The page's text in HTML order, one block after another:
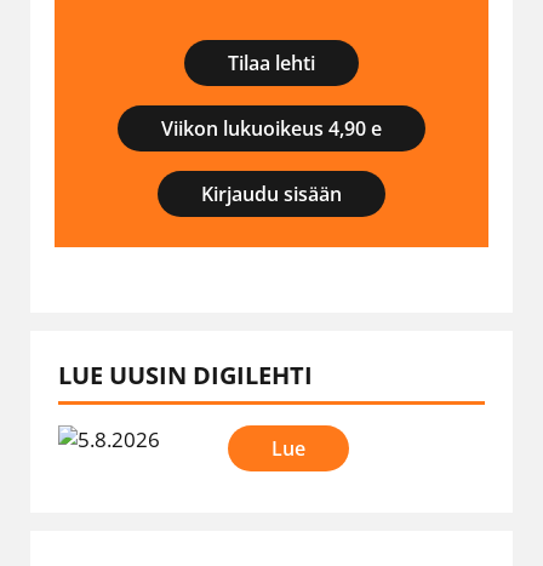
Tilaa lehti
Viikon lukuoikeus 4,90 e
Kirjaudu sisään
LUE UUSIN DIGILEHTI
Lue